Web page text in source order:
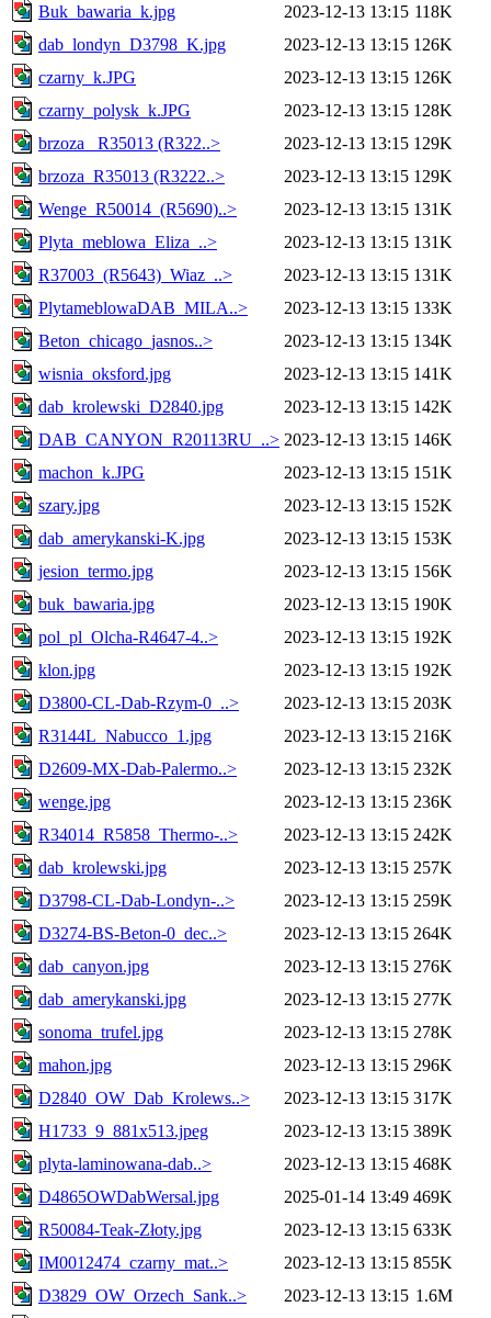
Buk_bawaria_k.jpg
2023-12-13 13:15 118K
dab_londyn_D3798_K.jpg
2023-12-13 13:15 126K
czarny_k.JPG
2023-12-13 13:15 126K
czarny_polysk_k.JPG
2023-12-13 13:15 128K
brzoza _R35013 (R322..>
2023-12-13 13:15 129K
brzoza_R35013 (R3222..>
2023-12-13 13:15 129K
Wenge_R50014_(R5690)..>
2023-12-13 13:15 131K
Plyta_meblowa_Eliza_..>
2023-12-13 13:15 131K
R37003_(R5643)_Wiaz_..>
2023-12-13 13:15 131K
PlytameblowaDAB_MILA..>
2023-12-13 13:15 133K
Beton_chicago_jasnos..>
2023-12-13 13:15 134K
wisnia_oksford.jpg
2023-12-13 13:15 141K
dab_krolewski_D2840.jpg
2023-12-13 13:15 142K
DAB_CANYON_R20113RU_..> 2023-12-13 13:15 146K
machon_k.JPG
2023-12-13 13:15 151K
szary.jpg
2023-12-13 13:15 152K
dab_amerykanski-K.jpg
2023-12-13 13:15 153K
jesion_termo.jpg
2023-12-13 13:15 156K
buk_bawaria.jpg
2023-12-13 13:15 190K
pol_pl_Olcha-R4647-4..>
2023-12-13 13:15 192K
klon.jpg
2023-12-13 13:15 192K
D3800-CL-Dab-Rzym-0_..>
2023-12-13 13:15 203K
R3144L_Nabucco_1.jpg
2023-12-13 13:15 216K
D2609-MX-Dab-Palermo..>
2023-12-13 13:15 232K
wenge.jpg
2023-12-13 13:15 236K
R34014_R5858_Thermo-..>
2023-12-13 13:15 242K
dab_krolewski.jpg
2023-12-13 13:15 257K
D3798-CL-Dab-Londyn-..>
2023-12-13 13:15 259K
D3274-BS-Beton-0_dec..>
2023-12-13 13:15 264K
dab_canyon.jpg
2023-12-13 13:15 276K
dab_amerykanski.jpg
2023-12-13 13:15 277K
sonoma_trufel.jpg
2023-12-13 13:15 278K
mahon.jpg
2023-12-13 13:15 296K
D2840_OW_Dab_Krolews..>
2023-12-13 13:15 317K
H1733_9_881x513.jpeg
2023-12-13 13:15 389K
plyta-laminowana-dab..>
2023-12-13 13:15 468K
D4865OWDabWersal.jpg
2025-01-14 13:49 469K
R50084-Teak-Złoty.jpg
2023-12-13 13:15 633K
IM0012474_czarny_mat..>
2023-12-13 13:15 855K
D3829_OW_Orzech_Sank..>
2023-12-13 13:15 1.6M